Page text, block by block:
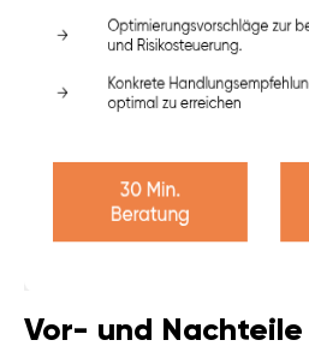
Vor- und